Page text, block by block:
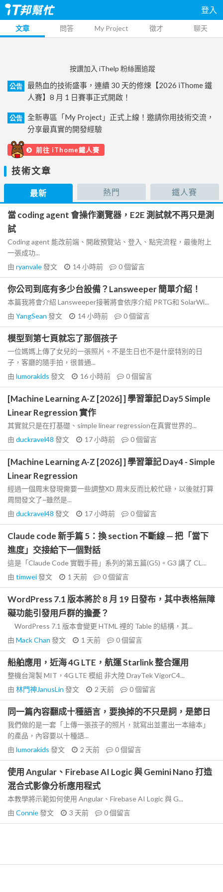
登入
文章 問答 My Project 徵才 聊天
按讚加入 iThelp 粉絲團追蹤
公告
最熱血的技術盛事，連續 30 天的修煉【2026 iThome 鐵
人賽】8 月 1 日賽事正式開啟！
公告
全新專區「My Project」正式上線！邀請你用技術交流，
分享最真實的開發經驗
前往 iThome鐵人賽
技術文章
最新 熱門 鐵人賽
當 coding agent 會操作瀏覽器，E2E 測試就不再只是測
試
Coding agent 能改前端、開啟預覽站、登入、點完流程，最後附上
一張成功...
由 ryanvale發文 14 小時前 0個留言
你公司到底有多少台設備？Lansweeper 簡單介紹！
本篇我將會介紹 Lansweeper接著將會依序介紹 PRTG和 SolarWi...
由 YangSean 發文 14 小時前 0個留言
模型到第七頁就忘了那個孩子
一位媽媽上傳了女兒的一張照片。不是生日也不是什麼特別的日
子，客廳的隨手拍，很普通...
由 lumorakids 發文 16 小時前 0個留言
[Machine Learning A-Z [2026] ] 學習筆記 Day5 Simple
Linear Regression 實作
其實就只是在打基礎、simple linear regression在真實世界的...
由 duckravel48 發文 17 小時前 0個留言
[Machine Learning A-Z [2026] ] 學習筆記 Day4 - Simple
Linear Regression
經過一個周末發現需要一些調整XD 周末反而比較忙碌，以後就打算
周間發文了~雖然是...
由 duckravel48 發文 17 小時前 0個留言
Claude code 新手篇 5：換 section 不斷線 — 把「當下
進度」交接給下一個對話
這是「Claude Code 實戰手冊」系列的第五篇(G5)。G3 講了 CL...
由 timwei發文 1 天前 0個留言
WordPress 7.1 版本將於 8 月 19 日發布，其中表格無障
礙功能引發用戶群的擔憂？
WordPress 7.1 版本會變更 HTML 裡的 Table 的結構，其...
由 Mack Chan 發文 1 天前 0個留言
船舶應用，近海 4G LTE，航運 Starlink 整合運用
整機台灣製 MIT，4G LTE 模組 非大陸 DrayTek VigorC4...
由 林門神JanusLin 發文 2 天前 0個留言
同一篇內容翻成十種語言，要換掉的不只是詞，是節日
我們做的是一套「上傳一張孩子的照片，就寫出並畫出一本繪本」
的產品，內容要以十種語...
由 lumorakids 發文 2 天前 0個留言
使用 Angular、Firebase AI Logic 與 Gemini Nano 打造
混合式影像分析應用程式
本教學將示範如何使用 Angular、Firebase AI Logic 與 G...
由 Connie發文 3 天前 0個留言